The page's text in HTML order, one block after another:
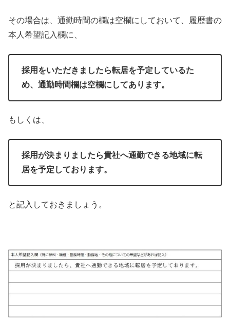
その場合は、通勤時間の欄は空欄にしておいて、履歴書の
本人希望記入欄に、
採用をいただきましたら転居を予定しているた
め、通勤時間欄は空欄にしてあります。
もしくは、
採用が決まりましたら貴社へ通勤できる地域に転
居を予定しております。
と記入しておきましょう。